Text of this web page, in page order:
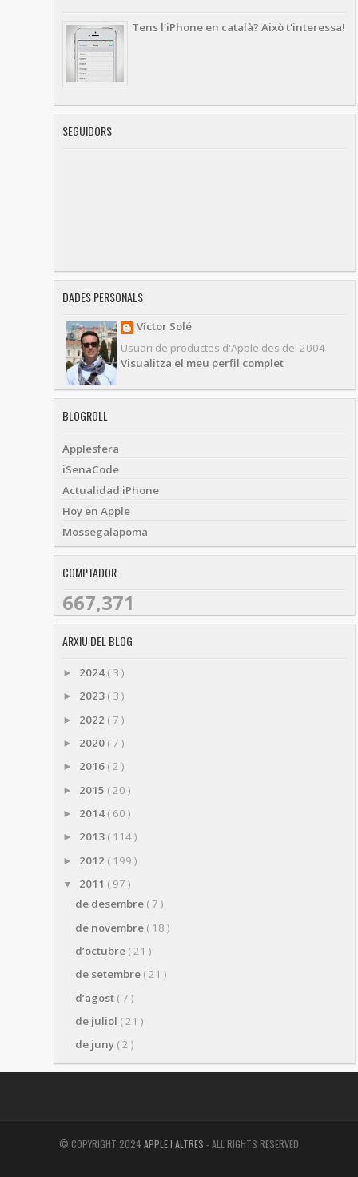
Tens l'iPhone en català? Això t'interessa!
SEGUIDORS
DADES PERSONALS
Víctor Solé
Usuari de productes d'Apple des del 2004
Visualitza el meu perfil complet
BLOGROLL
Applesfera
iSenaCode
Actualidad iPhone
Hoy en Apple
Mossegalapoma
COMPTADOR
667,371
ARXIU DEL BLOG
► 2024 ( 3 )
► 2023 ( 3 )
► 2022 ( 7 )
► 2020 ( 7 )
► 2016 ( 2 )
► 2015 ( 20 )
► 2014 ( 60 )
► 2013 ( 114 )
► 2012 ( 199 )
▼ 2011 ( 97 )
de desembre ( 7 )
de novembre ( 18 )
d’octubre ( 21 )
de setembre ( 21 )
d’agost ( 7 )
de juliol ( 21 )
de juny ( 2 )
© COPYRIGHT 2024 APPLE I ALTRES - ALL RIGHTS RESERVED